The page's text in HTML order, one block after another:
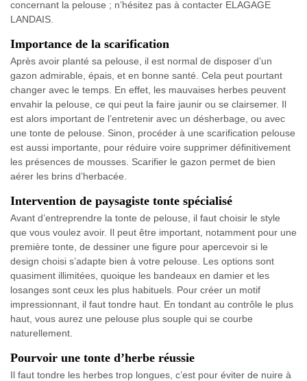
concernant la pelouse ; n’hésitez pas à contacter ELAGAGE
LANDAIS.
Importance de la scarification
Après avoir planté sa pelouse, il est normal de disposer d’un
gazon admirable, épais, et en bonne santé. Cela peut pourtant
changer avec le temps. En effet, les mauvaises herbes peuvent
envahir la pelouse, ce qui peut la faire jaunir ou se clairsemer. Il
est alors important de l’entretenir avec un désherbage, ou avec
une tonte de pelouse. Sinon, procéder à une scarification pelouse
est aussi importante, pour réduire voire supprimer définitivement
les présences de mousses. Scarifier le gazon permet de bien
aérer les brins d’herbacée.
Intervention de paysagiste tonte spécialisé
Avant d’entreprendre la tonte de pelouse, il faut choisir le style
que vous voulez avoir. Il peut être important, notamment pour une
première tonte, de dessiner une figure pour apercevoir si le
design choisi s’adapte bien à votre pelouse. Les options sont
quasiment illimitées, quoique les bandeaux en damier et les
losanges sont ceux les plus habituels. Pour créer un motif
impressionnant, il faut tondre haut. En tondant au contrôle le plus
haut, vous aurez une pelouse plus souple qui se courbe
naturellement.
Pourvoir une tonte d’herbe réussie
Il faut tondre les herbes trop longues, c’est pour éviter de nuire à